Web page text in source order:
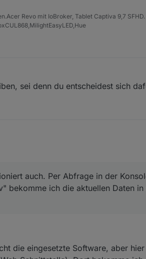
Revo mit IoBroker, Tablet Captiva 9,7
sei denn du entscheidest sich
auch. Per Abfrage in der
ich die aktuellen Daten in
die eingesetzte Software, aber